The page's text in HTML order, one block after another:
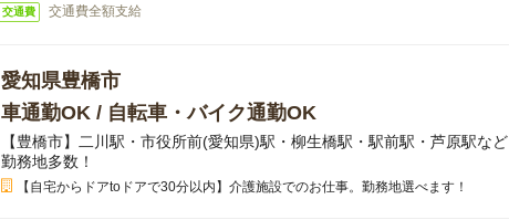
交通費 交通費全額支給
愛知県豊橋市
車通勤OK / 自転車・バイク通勤OK
【豊橋市】二川駅・市役所前(愛知県)駅・柳生橋駅・駅前駅・芦原駅など
勤務地多数！
【自宅からドアtoドアで30分以内】介護施設でのお仕事。勤務地選べます！